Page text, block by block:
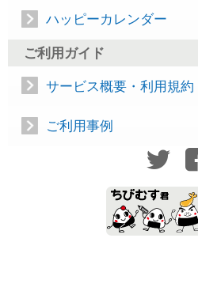
ハッピーカレンダー
ご利用ガイド
サービス概要・利用規約
ご利用事例